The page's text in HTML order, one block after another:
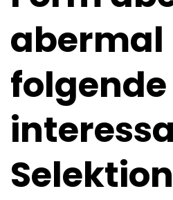
abermal
folgende
Selektion